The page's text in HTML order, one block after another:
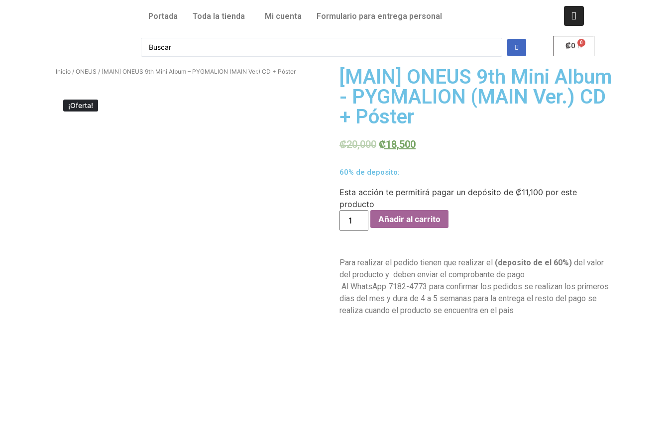
Portada Toda la tienda Mi cuenta Formulario para entrega personal
₡0
Inicio / ONEUS / [MAIN] ONEUS 9th Mini Album – PYGMALION (MAIN Ver.) CD + Póster
¡Oferta!
[MAIN] ONEUS 9th Mini Album
- PYGMALION (MAIN Ver.) CD
+ Póster
₡20,000 ₡18,500
60% de deposito:
Esta acción te permitirá pagar un depósito de ₡11,100 por este
producto
Añadir al carrito
Para realizar el pedido tienen que realizar el (deposito de el 60%) del valor
del producto y deben enviar el comprobante de pago
Al WhatsApp 7182-4773 para confirmar los pedidos se realizan los primeros
dias del mes y dura de 4 a 5 semanas para la entrega el resto del pago se
realiza cuando el producto se encuentra en el pais